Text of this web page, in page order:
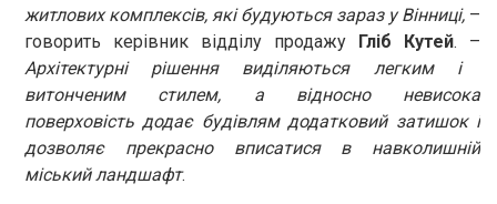
житлових комплексів, які будуються зараз у Вінниці, –
говорить керівник відділу продажу Гліб Кутей. –
Архітектурні рішення виділяються легким і
витонченим стилем, а відносно невисока
поверховість додає будівлям додатковий затишок і
дозволяє прекрасно вписатися в навколишній
міський ландшафт.